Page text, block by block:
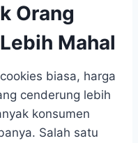
Orang
Mahal
biasa, harga
cenderung lebih
konsumen
Salah satu